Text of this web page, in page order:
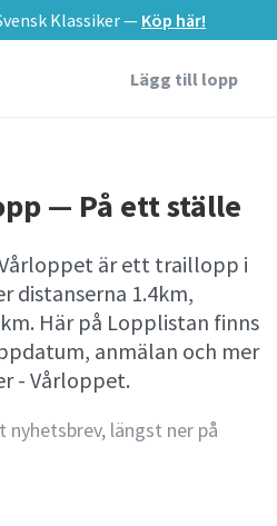
Klassiker — Köp här!
Lägg till lopp
— På ett ställe
är ett traillopp i
distanserna 1.4km,
Här på Lopplistan finns
anmälan och mer
- Vårloppet.
nyhetsbrev, längst ner på